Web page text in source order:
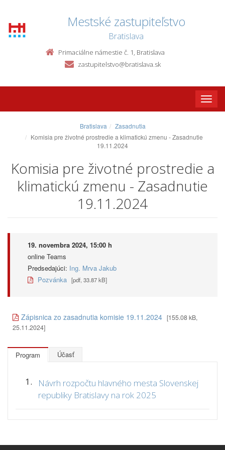
Mestské zastupiteľstvo
Bratislava
Primaciálne námestie č. 1, Bratislava
zastupitelstvo@bratislava.sk
Toggle
Bratislava
Zasadnutia
Komisia pre životné prostredie a klimatickú zmenu - Zasadnutie
19.11.2024
Komisia pre životné prostredie a
klimatickú zmenu - Zasadnutie
19.11.2024
19. novembra 2024, 15:00 h
online Teams
Predsedajúci: Ing. Mrva Jakub
Pozvánka [pdf, 33.87 kB]
Zápisnica zo zasadnutia komisie 19.11.2024 [155.08 kB,
25.11.2024]
Program Účasť
1.
Návrh rozpočtu hlavného mesta Slovenskej
republiky Bratislavy na rok 2025